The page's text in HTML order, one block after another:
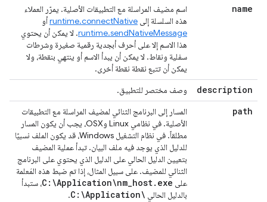
name
اسم مضيف المراسلة مع التطبيقات الأصلية. يمرّر العملاء
هذه السلسلة إلى runtime.connectNativeأو
runtime.sendNativeMessage. لا يمكن أن يحتوي
هذا الاسم إلا على أحرف أبجدية رقمية صغيرة وشرطات
سفلية ونقاط. لا يمكن أن يبدأ الاسم أو ينتهي بنقطة، ولا
يمكن أن تتبع نقطة نقطة أخرى.
description وصف مختصر للتطبيق.
path
المسار إلى البرنامج الثنائي لمضيف المراسلة مع التطبيقات
الأصلية. في نظامي Linux وOSX، يجب أن يكون المسار
مطلقاً. في نظام التشغيل Windows، قد يكون الملف نسبيًا
للدليل الذي يوجد فيه ملف البيان. تبدأ عملية المضيف
بتعيين الدليل الحالي على الدليل الذي يحتوي على البرنامج
الثنائي للمضيف. على سبيل المثال، إذا تم ضبط هذه المَعلمة
على
C:\Application\nm_host. exe
، ستبدأ
بالدليل الحالي C:\Application\
.